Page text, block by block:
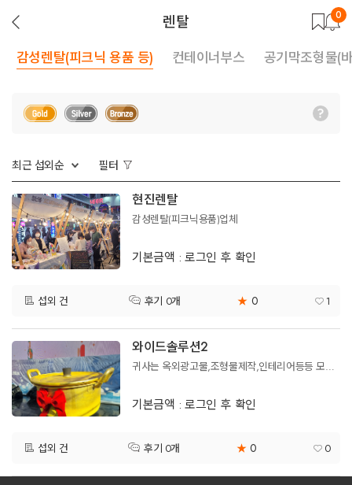
렌탈
뒤
로
기
0
감성렌탈(피크닉 용품 등) 컨테이너부스 공기막조형물(
최근 섭외순 필터
현진렌탈
감성렌탈(피크닉용품)업체
기본금액 : 로그인 후 확인
섭외 건 후기 0개 ★ 0 1
와이드솔루션2
귀사는 옥외광고물,조형물제작,인테리어등등 모든 행사에 관한 제품 제작 시공 합니다.
기본금액 : 로그인 후 확인
섭외 건 후기 0개 ★ 0 0